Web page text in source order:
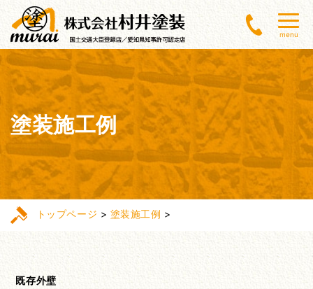
menu
塗装施工例
トップページ > 塗装施工例 >
既存外壁